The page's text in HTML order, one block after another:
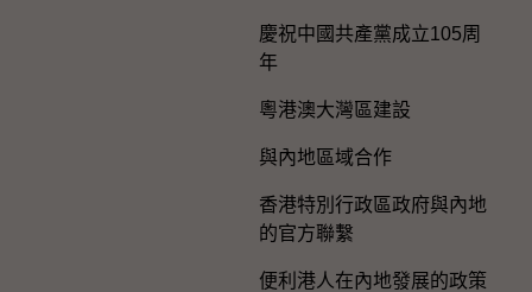
慶祝中國共產黨成立105周
年
粵港澳大灣區建設
與內地區域合作
香港特別行政區政府與內地
的官方聯繫
便利港人在內地發展的政策